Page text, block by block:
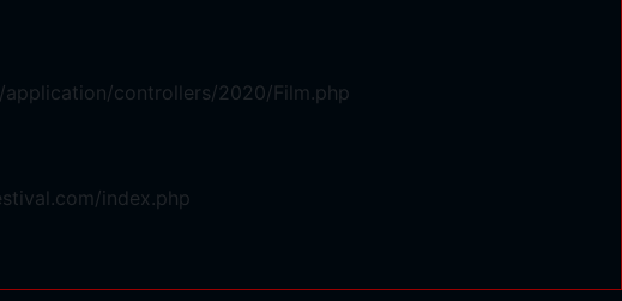
controllers/2020/Film.php
index.php